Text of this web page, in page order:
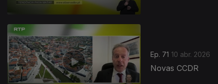
Ep. 71 10 abr. 2026
Novas CCDR